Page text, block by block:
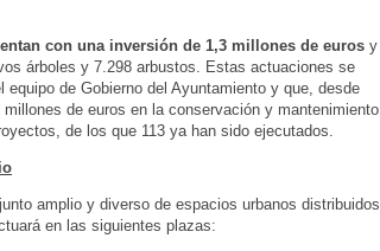
con una inversión de 1,3 millones de euros y
árboles y 7.298 arbustos. Estas actuaciones se
de Gobierno del Ayuntamiento y que, desde
de euros en la conservación y mantenimiento
de los que 113 ya han sido ejecutados.
amplio y diverso de espacios urbanos distribuidos
en las siguientes plazas: